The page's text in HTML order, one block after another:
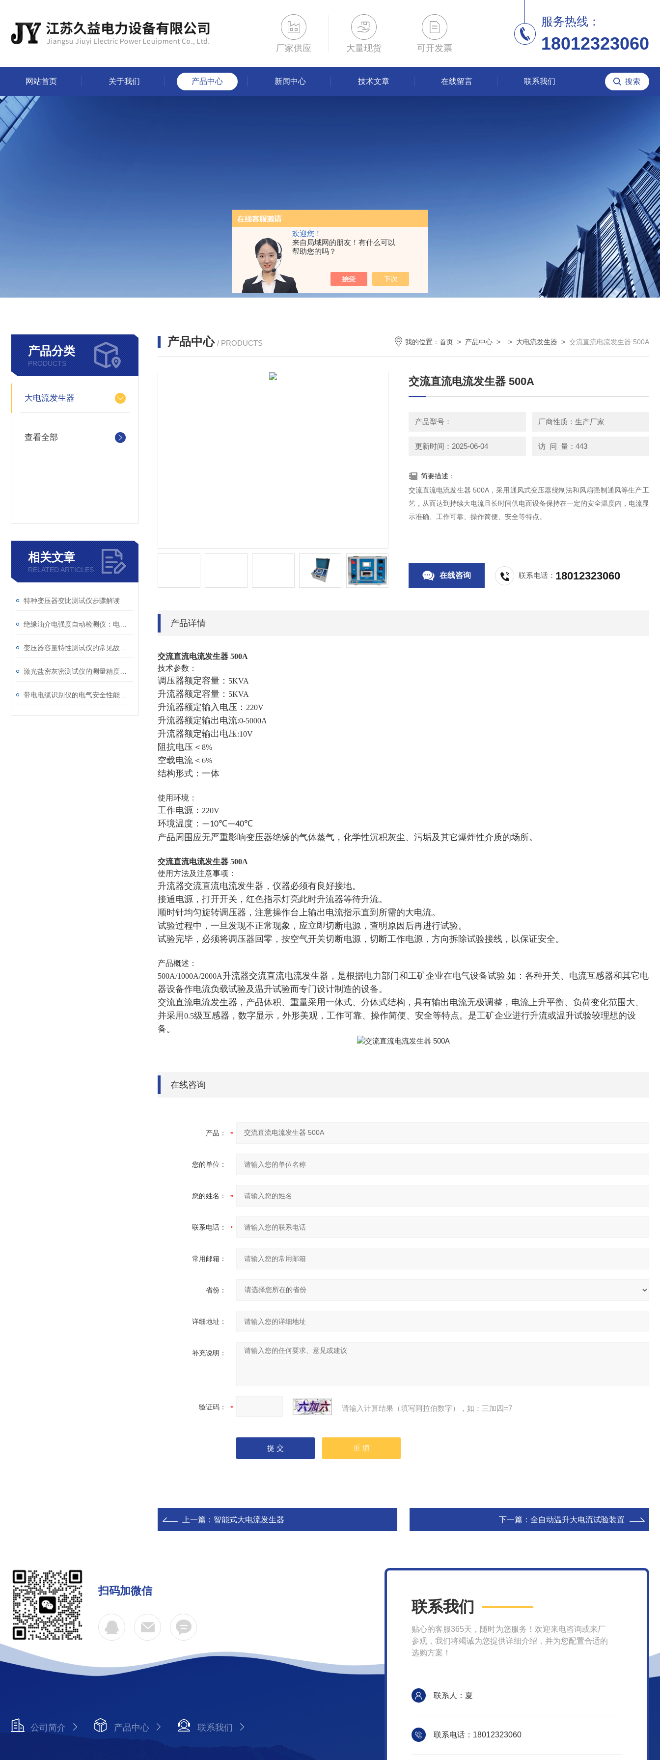
欢迎您！
来自局域网的朋友！有什么可以
帮助您的吗？
厂家供应 大量现货 可开发票
服务热线：
18012323060
网站首页 关于我们 产品中心 新闻中心 技术文章 在线留言 联系我们
产品分类
PRODUCTS
大电流发生器
查看全部
相关文章
RELATED ARTICLES
特种变压器变比测试仪步骤解读
产品中心 / PRODUCTS 我的位置： 首页 > 产品中心 > > 大电流发生器 > 交流直流电流发生器 500A
交流直流电流发生器 500A
产品型号： 厂商性质：生产厂家
更新时间：2025-06-04 访 问 量：443
简要描述：
交流直流电流发生器 500A，采用通风式变压器绕制法和风扇强制通风等生产工
艺，从而达到持续大电流且长时间供电而设备保持在一定的安全温度内，电流显
示准确、工作可靠、操作简便、安全等特点。
在线咨询 联系电话： 18012323060
产品详情
交流直流电流发生器 500A
技术参数：
调压器额定容量： 5KVA
升流器额定容量： 5KVA
升流器额定输入电压： 220V
升流器额定输出电流:0-5000A
升流器额定输出电压:10V
阻抗电压＜ 8%
空载电流＜ 6%
结构形式：一体
使用环境：
工作电源： 220V
环境温度： —10℃—40℃
产品周围应无严重影响变压器绝缘的气体蒸气，化学性沉积灰尘、污垢及其它爆炸性介质的场所。
交流直流电流发生器 500A
使用方法及注意事项：
升流器交流直流电流发生器，仪器必须有良好接地。
接通电源，打开开关，红色指示灯亮此时升流器等待升流。
顺时针均匀旋转调压器，注意操作台上输出电流指示直到所需的大电流。
试验过程中，一旦发现不正常现象，应立即切断电源，查明原因后再进行试验。
试验完毕，必须将调压器回零，按空气开关切断电源，切断工作电源，方向拆除试验接线，以保证安全。
产品概述：
500A/1000A/2000A升流器交流直流电流发生器，是根据电力部门和工矿企业在电气设备试验.如：各种开关、电流互感器和其它电
器设备作电流负载试验及温升试验而专门设计制造的设备。
交流直流电流发生器，产品体积、重量采用一体式、分体式结构，具有输出电流无极调整，电流上升平衡、负荷变化范围大、
并采用0.5级互感器，数字显示，外形美观，工作可靠、操作简便、安全等特点。是工矿企业进行升流或温升试验较理想的设
备。
在线咨询
产品：
您的单位：
您的姓名：
联系电话：
常用邮箱：
省份：
详细地址：
补充说明：
验证码： 请输入计算结果（填写阿拉伯数字），如：三加四=7
上一篇： 智能式大电流发生器 下一篇： 全自动温升大电流试验装置
扫码加微信
公司简介 产品中心 联系我们
联系我们
贴心的客服365天，随时为您服务！欢迎来电咨询或来厂
参观，我们将竭诚为您提供详细介绍，并为您配置合适的
选购方案！
联系人：夏
联系电话：18012323060